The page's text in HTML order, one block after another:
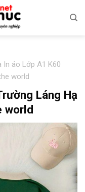
In áo Lớp A1 K60
world
Láng Hạ
world